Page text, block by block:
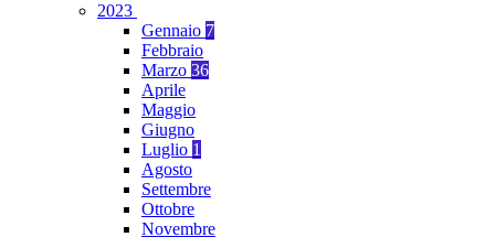
2023
Gennaio 7
Febbraio
Marzo 36
Aprile
Maggio
Giugno
Luglio 1
Agosto
Settembre
Ottobre
Novembre